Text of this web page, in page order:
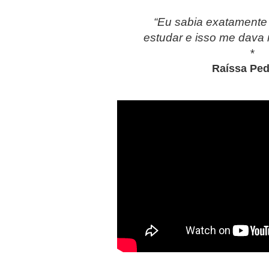
“Eu sabia
estudar e isso me dava
*
Raíssa